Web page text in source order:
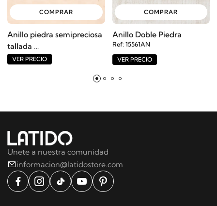
COMPRAR
Anillo piedra semipreciosa
tallada
Ref: 14270AN
VER PRECIO
COMPRAR
Anillo Doble Piedra
Ref: 15561AN
VER PRECIO
Unete a nuestra comunidad
informacion@latidostore.com